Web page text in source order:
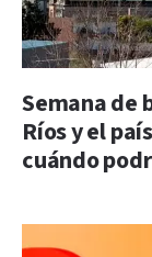
Semana de
Ríos y el
cuándo